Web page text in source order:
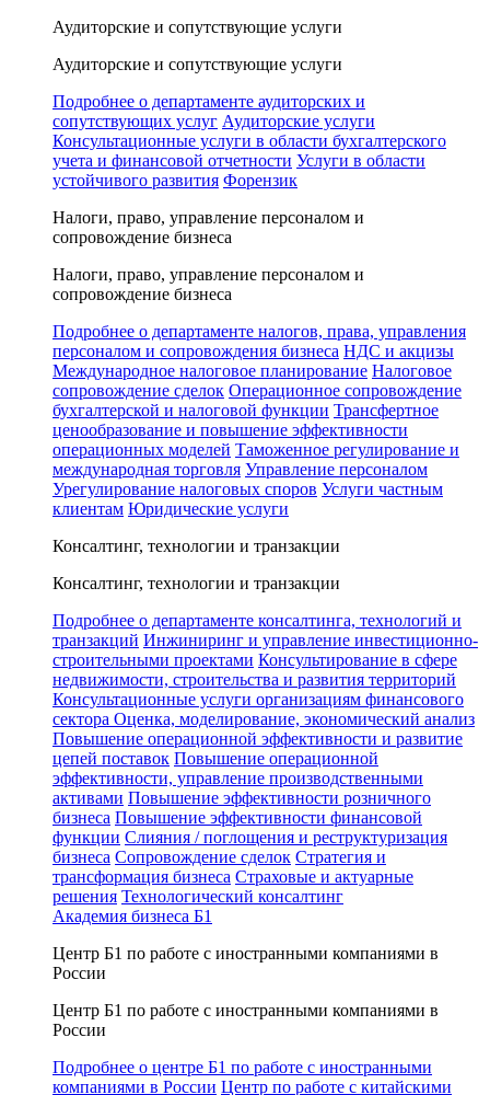
Аудиторские и сопутствующие услуги
Аудиторские и сопутствующие услуги
Подробнее о департаменте аудиторских и
сопутствующих услуг Аудиторские услуги
Консультационные услуги в области бухгалтерского
учета и финансовой отчетности Услуги в области
устойчивого развития Форензик
Налоги, право, управление персоналом и
сопровождение бизнеса
Налоги, право, управление персоналом и
сопровождение бизнеса
Подробнее о департаменте налогов, права, управления
персоналом и сопровождения бизнеса НДС и акцизы
Международное налоговое планирование Налоговое
сопровождение сделок Операционное сопровождение
бухгалтерской и налоговой функции Трансфертное
ценообразование и повышение эффективности
операционных моделей Таможенное регулирование и
международная торговля Управление персоналом
Урегулирование налоговых споров Услуги частным
клиентам Юридические услуги
Консалтинг, технологии и транзакции
Консалтинг, технологии и транзакции
Подробнее о департаменте консалтинга, технологий и
транзакций Инжиниринг и управление инвестиционно-
строительными проектами Консультирование в сфере
недвижимости, строительства и развития территорий
Консультационные услуги организациям финансового
сектора Оценка, моделирование, экономический анализ
Повышение операционной эффективности и развитие
цепей поставок Повышение операционной
эффективности, управление производственными
активами Повышение эффективности розничного
бизнеса Повышение эффективности финансовой
функции Слияния / поглощения и реструктуризация
бизнеса Сопровождение сделок Стратегия и
трансформация бизнеса Страховые и актуарные
решения Технологический консалтинг
Академия бизнеса Б1
Центр Б1 по работе с иностранными компаниями в
России
Центр Б1 по работе с иностранными компаниями в
России
Подробнее о центре Б1 по работе с иностранными
компаниями в России Центр по работе с китайскими